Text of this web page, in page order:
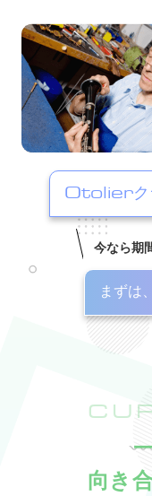
Otolierク
今なら期
まずは
向き